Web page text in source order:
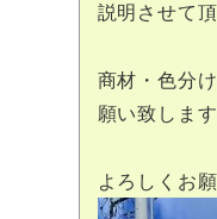
説明させて頂
商材・色分
願い致します
よろしくお